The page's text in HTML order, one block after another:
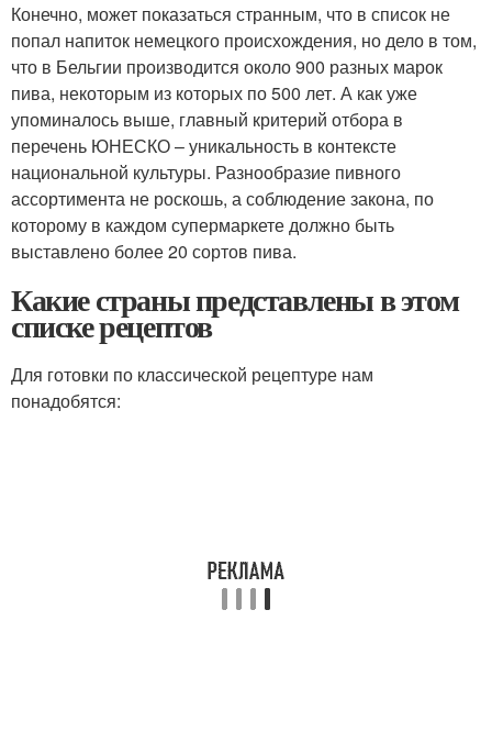
Конечно, может показаться странным, что в список не
попал напиток немецкого происхождения, но дело в том,
что в Бельгии производится около 900 разных марок
пива, некоторым из которых по 500 лет. А как уже
упоминалось выше, главный критерий отбора в
перечень ЮНЕСКО – уникальность в контексте
национальной культуры. Разнообразие пивного
ассортимента не роскошь, а соблюдение закона, по
которому в каждом супермаркете должно быть
выставлено более 20 сортов пива.
Какие страны представлены в этом
списке рецептов
Для готовки по классической рецептуре нам
понадобятся: